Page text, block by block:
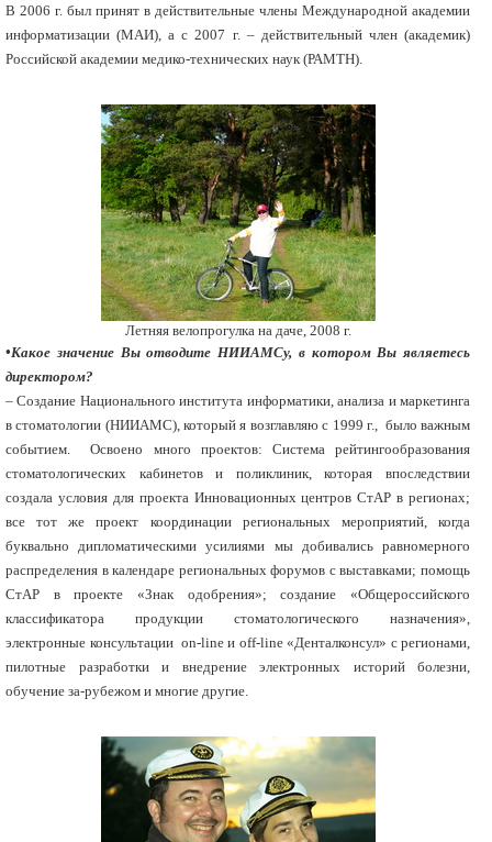
В 2006 г. был принят в действительные члены Международной академии
информатизации (МАИ), а с 2007 г. – действительный член (академик)
Российской академии медико-технических наук (РАМТН).
Летняя велопрогулка на даче, 2008 г.
•Какое значение Вы отводите НИИАМСу, в котором Вы являетесь
директором?
– Создание Национального института информатики, анализа и маркетинга
в стоматологии (НИИАМС), который я возглавляю с 1999 г., было важным
событием. Освоено много проектов: Система рейтингообразования
стоматологических кабинетов и поликлиник, которая впоследствии
создала условия для проекта Инновационных центров СтАР в регионах;
все тот же проект координации региональных мероприятий, когда
буквально дипломатическими усилиями мы добивались равномерного
распределения в календаре региональных форумов с выставками; помощь
СтАР в проекте «Знак одобрения»; создание «Общероссийского
классификатора продукции стоматологического назначения»,
электронные консультации on-line и off-line «Денталконсул» с регионами,
пилотные разработки и внедрение электронных историй болезни,
обучение за-рубежом и многие другие.